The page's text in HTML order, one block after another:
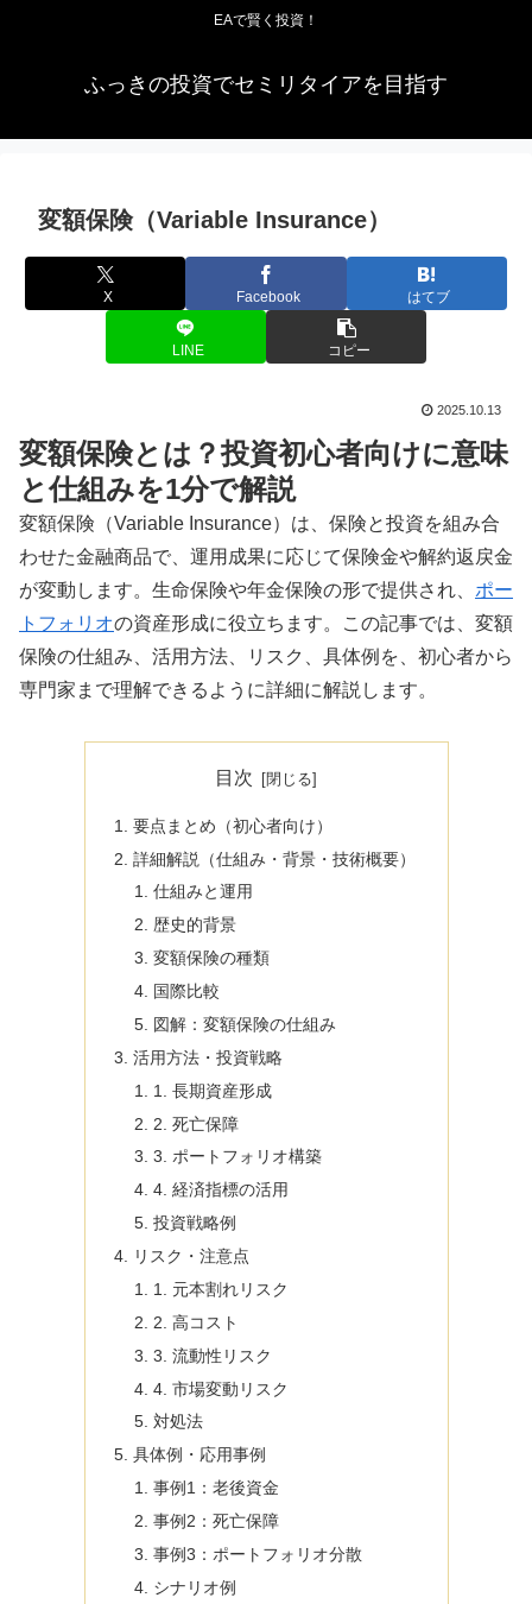
EAで賢く投資！
ふっきの投資でセミリタイアを目指す
変額保険（Variable Insurance）
X Facebook はてブ
LINE コピー
2025.10.13
変額保険とは？投資初心者向けに意味
と仕組みを1分で解説
変額保険（Variable Insurance）は、保険と投資を組み合
わせた金融商品で、運用成果に応じて保険金や解約返戻金
が変動します。生命保険や年金保険の形で提供され、 ポー
トフォリオの資産形成に役立ちます。この記事では、変額
保険の仕組み、活用方法、リスク、具体例を、初心者から
専門家まで理解できるように詳細に解説します。
目次
要点まとめ（初心者向け）
詳細解説（仕組み・背景・技術概要）
仕組みと運用
歴史的背景
変額保険の種類
国際比較
図解：変額保険の仕組み
活用方法・投資戦略
1. 長期資産形成
2. 死亡保障
3. ポートフォリオ構築
4. 経済指標の活用
投資戦略例
リスク・注意点
1. 元本割れリスク
2. 高コスト
3. 流動性リスク
4. 市場変動リスク
対処法
具体例・応用事例
事例1：老後資金
事例2：死亡保障
事例3：ポートフォリオ分散
シナリオ例